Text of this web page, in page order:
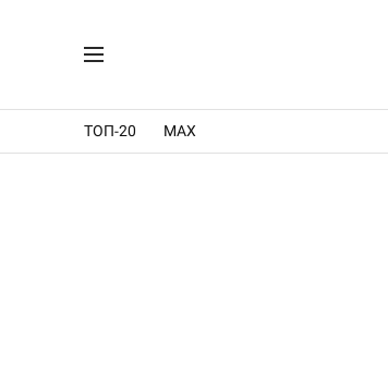
ТОП-20 MAX